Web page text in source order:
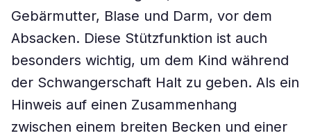
Gebärmutter, Blase und Darm, vor dem
Absacken. Diese Stützfunktion ist auch
besonders wichtig, um dem Kind während
der Schwangerschaft Halt zu geben. Als ein
Hinweis auf einen Zusammenhang
zwischen einem breiten Becken und einer